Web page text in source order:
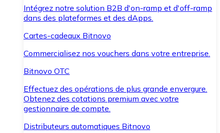
Intégrez notre solution B2B d'on-ramp et d'off-ramp
dans des plateformes et des dApps.
Cartes-cadeaux Bitnovo
Commercialisez nos vouchers dans votre entreprise.
Bitnovo OTC
Effectuez des opérations de plus grande envergure.
Obtenez des cotations premium avec votre
gestionnaire de compte.
Distributeurs automatiques Bitnovo